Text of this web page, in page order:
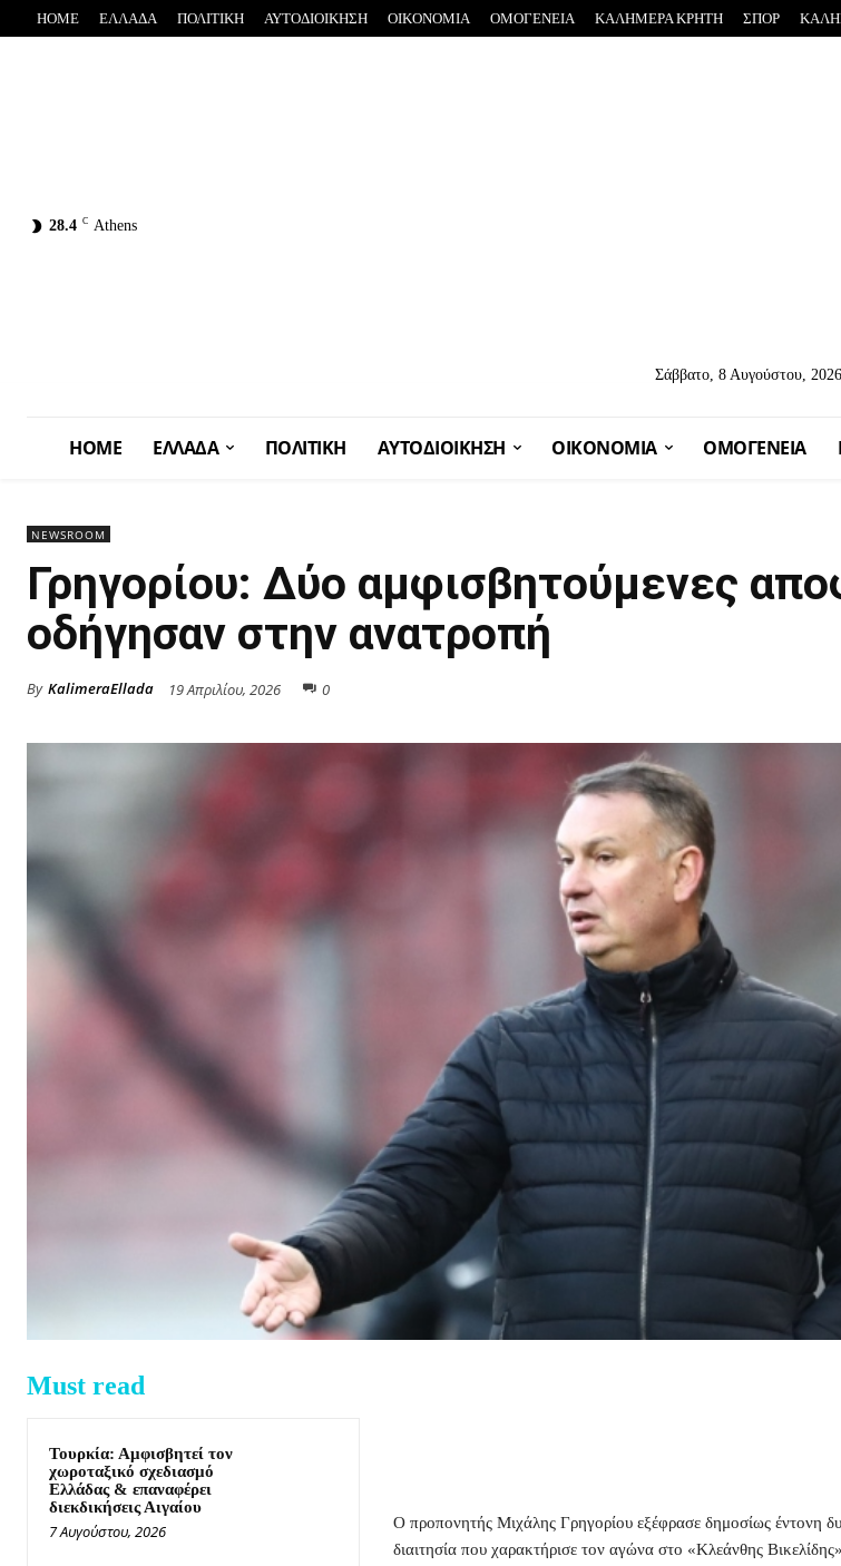
HOME ΕΛΛΑΔΑ ΠΟΛΙΤΙΚΗ ΑΥΤΟΔΙΟΙΚΗΣΗ OIKONOMIA ΟΜΟΓΕΝΕΙΑ ΚΑΛΗΜΕΡΑ ΚΡΗΤΗ ΣΠΟΡ
28.4 C Athens
Σάββατο, 8 Αυγούστου, 2026
HOME ΕΛΛΑΔΑ ΠΟΛΙΤΙΚΗ ΑΥΤΟΔΙΟΙΚΗΣΗ OIKONOMIA ΟΜΟΓΕΝΕΙΑ
NEWSROOM
Γρηγορίου: Δύο αμφισβητούμενες
οδήγησαν στην ανατροπή
By KalimeraEllada 19 Απριλίου, 2026 0
Must read
Τουρκία: Αμφισβητεί τον
χωροταξικό σχεδιασμό
Ελλάδας & επαναφέρει
διεκδικήσεις Αιγαίου
7 Αυγούστου, 2026
Ο προπονητής Μιχάλης Γρηγορίου εξέφρασε δημοσίως έντονη
διαιτησία που χαρακτήρισε τον αγώνα στο «Κλεάνθης